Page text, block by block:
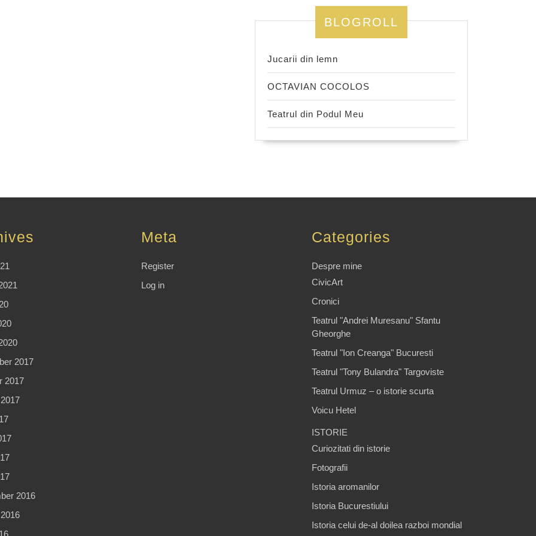
BLOGROLL
Jucarii din lemn
OCTAVIAN COCOLOS
Teatrul din Podul Meu
2017
2017
2016
Meta
Register
Log in
Categories
Despre mine
CivicArt
Cronici
Teatrul "Andrei Muresanu" Sfantu
Gheorghe
Teatrul "Ion Creanga" Bucuresti
Teatrul "Tony Bulandra" Targoviste
Teatrul Urmuz – o istorie scurta
Voicu Hetel
ISTORIE
Curiozitati din istorie
Fotografii
Istoria aromanilor
Istoria Bucurestiului
Istoria celui de-al doilea razboi mondial